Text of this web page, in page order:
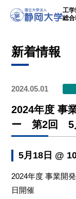
工
総合
新着情報
2024.05.01
2024年度 事
ー 第2回 5
5月18日 @
2024年度 事業開
日開催